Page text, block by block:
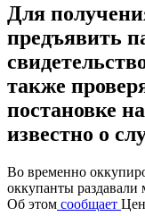
Для
предъявить
также
постановке
известно о
Во временно
оккупанты раздавали
Об этом сообщает